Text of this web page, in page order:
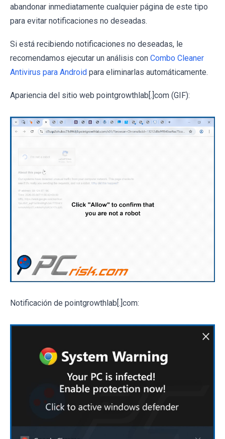
abandonar inmediatamente cualquier página de este tipo
para evitar notificaciones no deseadas.
Si está recibiendo notificaciones no deseadas, le
recomendamos ejecutar un análisis con Combo Cleaner
Antivirus para Android para eliminarlas automáticamente.
Apariencia del sitio web pointgrowthlab[.]com (GIF):
Notificación de pointgrowthlab[.]com: